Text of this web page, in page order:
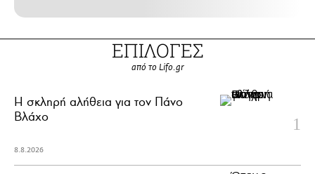
ΕΠΙΛΟΓΕΣ
από το Lifo.gr
H σκληρή αλήθεια για τον Πάνο
Βλάχο
8.8.2026